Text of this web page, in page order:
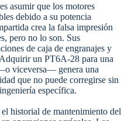
asumir que los motores
debido a su potencia
crea la falsa impresión
pero no lo son. Sus
de caja de engranajes y
un PT6A-28 para una
viceversa— genera una
que no puede corregirse sin
específica.
historial de mantenimiento del